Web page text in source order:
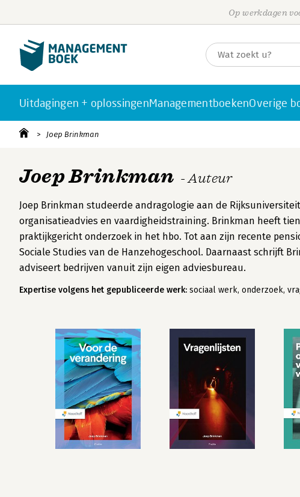
Op werkdagen
Uitdagingen + oplossingenManagementboekenOverige
Joep Brinkman
Joep Brinkman - Auteur
Joep Brinkman studeerde andragologie aan de
organisatieadvies en vaardigheidstraining. Brinkman heeft
praktijkgericht onderzoek in het hbo. Tot aan zijn recente
Sociale Studies van de Hanzehogeschool. Daarnaast schrijft
adviseert bedrijven vanuit zijn eigen adviesbureau.
Expertise volgens het gepubliceerde werk: sociaal werk, onderzoek,